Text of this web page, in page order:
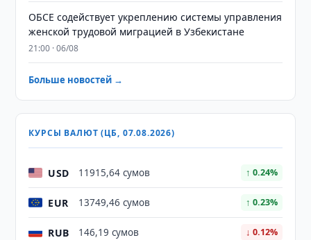
ОБСЕ содействует укреплению системы управления
женской трудовой миграцией в Узбекистане
21:00 · 06/08
Больше новостей →
КУРСЫ ВАЛЮТ (ЦБ, 07.08.2026)
USD 11915,64 сумов ↑ 0.24%
EUR 13749,46 сумов ↑ 0.23%
RUB 146,19 сумов ↓ 0.12%